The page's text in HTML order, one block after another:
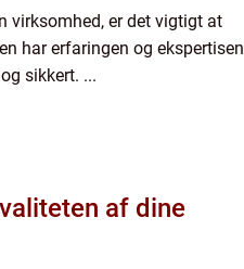
virksomhed, er det vigtigt at
har erfaringen og ekspertisen
sikkert. ...
af dine